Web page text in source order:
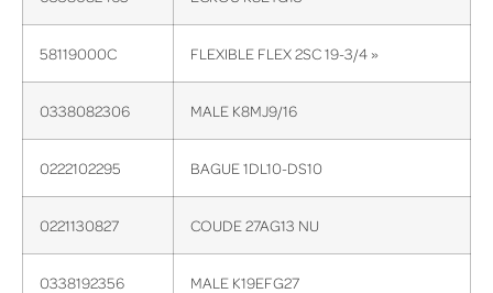
58119000C FLEXIBLE FLEX 2SC 19-3/4 »
0338082306 MALE K8MJ9/16
0222102295 BAGUE 1DL10-DS10
0221130827 COUDE 27AG13 NU
0338192356 MALE K19EFG27